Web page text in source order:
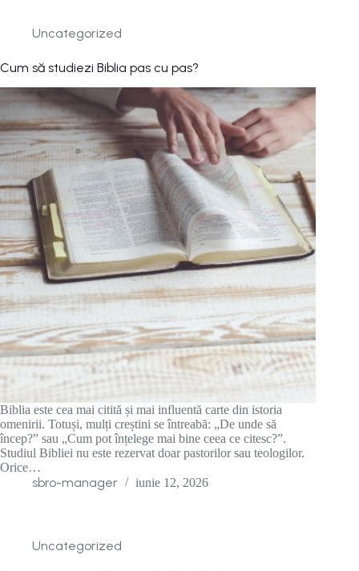
Uncategorized
Cum să studiezi Biblia pas cu pas?
Biblia este cea mai citită și mai influentă carte din istoria
omenirii. Totuși, mulți creștini se întreabă: „De unde să
încep?” sau „Cum pot înțelege mai bine ceea ce citesc?”.
Studiul Bibliei nu este rezervat doar pastorilor sau teologilor.
Orice…
sbro-manager iunie 12, 2026
Uncategorized